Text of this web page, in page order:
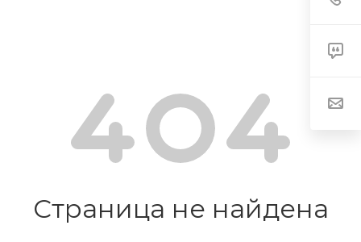
Страница не найдена